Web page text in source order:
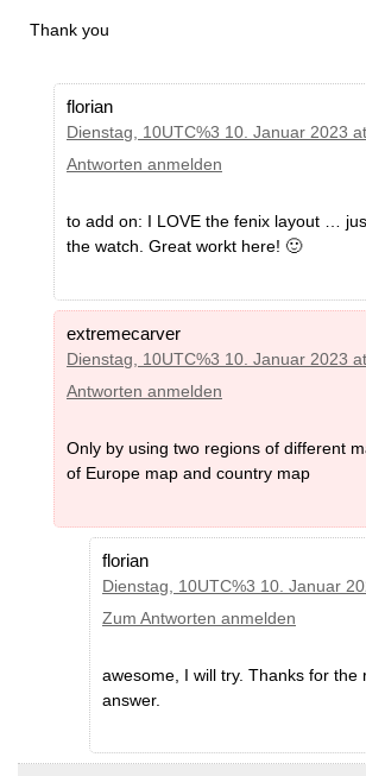
Thank you
florian
Dienstag, 10UTC%3 10. Januar 2023
Antworten anmelden
to add on: I LOVE the fenix layout …
the watch. Great workt here! 🙂
extremecarver
Dienstag, 10UTC%3 10. Januar 2023
Antworten anmelden
Only by using two regions of different
of Europe map and country map
florian
Dienstag, 10UTC%3 10. Januar
Zum Antworten anmelden
awesome, I will try. Thanks for the
answer.